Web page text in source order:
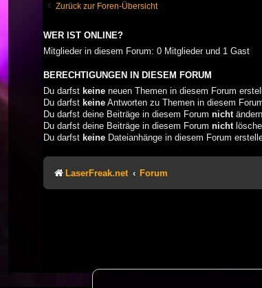
Zurück zur Foren-Übersicht
WER IST ONLINE?
Mitglieder in diesem Forum: 0 Mitglieder und 1 Gast
BERECHTIGUNGEN IN DIESEM FORUM
Du darfst keine neuen Themen in diesem Forum
Du darfst keine Antworten zu Themen in diesem
Du darfst deine Beiträge in diesem Forum nicht ändern.
Du darfst deine Beiträge in diesem Forum nicht
Du darfst keine Dateianhänge in diesem Forum
LaserFreak.net Forum